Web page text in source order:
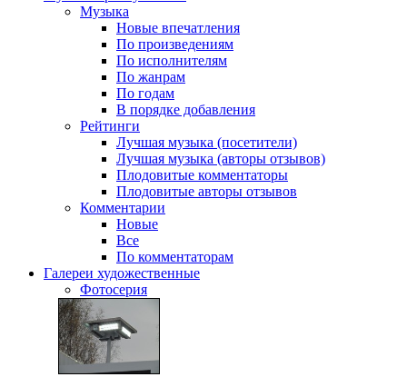
Музыка
Новые впечатления
По произведениям
По исполнителям
По жанрам
По годам
В порядке добавления
Рейтинги
Лучшая музыка (посетители)
Лучшая музыка (авторы отзывов)
Плодовитые комментаторы
Плодовитые авторы отзывов
Комментарии
Новые
Все
По комментаторам
Галереи художественные
Фотосерия